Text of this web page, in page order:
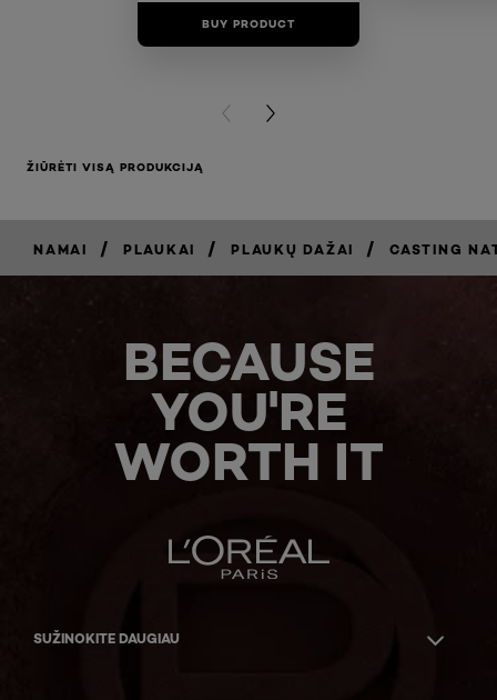
BUY PRODUCT
PREVIOUS CARD
NEXT CARD
ŽIŪRĖTI VISĄ PRODUKCIJĄ
NAMAI / PLAUKAI / PLAUKŲ DAŽAI / CASTING
BECAUSE
YOU'RE
WORTH IT
SUŽINOKITE DAUGIAU